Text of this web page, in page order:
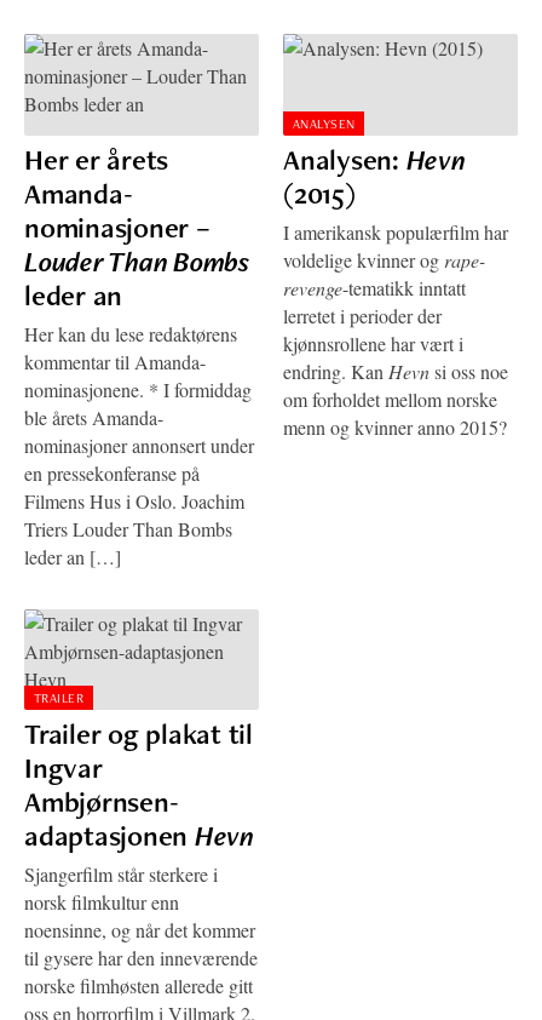
Her er årets
Amanda-
nominasjoner –
Louder Than Bombs
leder an
Her kan du lese redaktørens
kommentar til Amanda-
nominasjonene. * I formiddag
ble årets Amanda-
nominasjoner annonsert under
en pressekonferanse på
Filmens Hus i Oslo. Joachim
Triers Louder Than Bombs
leder an […]
ANALYSEN
Analysen: Hevn
(2015)
I amerikansk populærfilm har
voldelige kvinner og rape-
revenge-tematikk inntatt
lerretet i perioder der
kjønnsrollene har vært i
endring. Kan Hevnsi oss noe
om forholdet mellom norske
menn og kvinner anno 2015?
TRAILER
Trailer og plakat til
Ingvar
Ambjørnsen-
adaptasjonen Hevn
Sjangerfilm står sterkere i
norsk filmkultur enn
noensinne, og når det kommer
til gysere har den inneværende
norske filmhøsten allerede gitt
oss en horrorfilm i Villmark 2.